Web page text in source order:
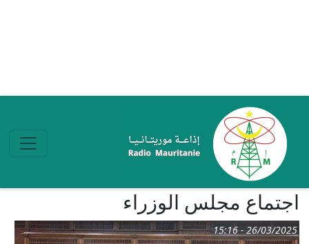
اجتماع مجلس الوزراء
26/03/2025 - 15:16